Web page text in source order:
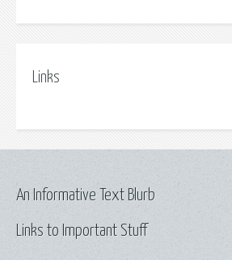
Links
Links to Important Stuff
An Informative Text Blurb